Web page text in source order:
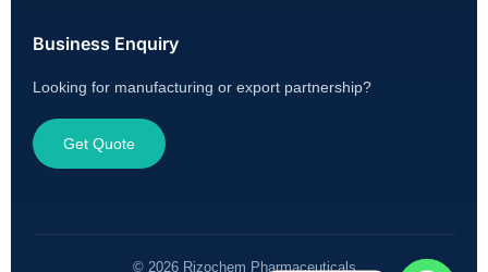
Business Enquiry
Looking for manufacturing or export partnership?
Get Quote
© 2026 Rizochem Pharmaceuticals